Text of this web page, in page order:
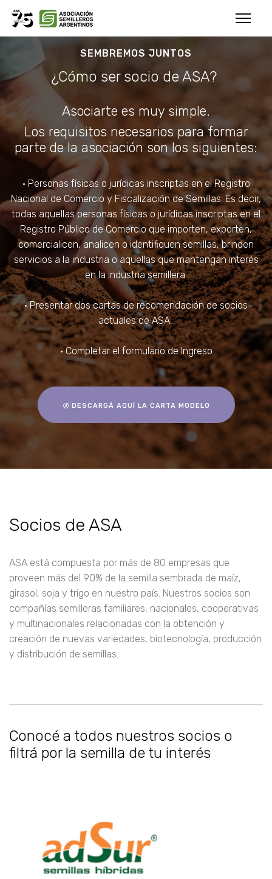
SEMBREMOS JUNTOS
¿Cómo ser socio de ASA?
Asociarte es muy simple.
Los requisitos necesarios para formar
parte de la asociación son los siguientes:
• Personas físicas o jurídicas inscriptas en el Registro
Nacional de Comercio y Fiscalización de Semillas. Es decir,
todas aquellas personas físicas o jurídicas inscriptas en el
Registro Público de Comercio que importen, exporten,
comercialicen, analicen o identifiquen semillas, brinden
servicios a la industria o aquellas que mantengan interés
en la industria semillera.
• Presentar dos cartas de recomendación de socios
actuales de ASA.
• Completar el formulario de Ingreso
DESCARGÁ AQUÍ LA CARTA MODELO
Socios de ASA
ASA está compuesta por más de 80 empresas que
proveen más del 90% de la semilla sembrada de maíz,
girasol, soja y trigo en nuestro país. Nuestros socios son
compañías semilleras familiares, nacionales, cooperativas
y multinacionales relacionadas con la obtención y
creación de nuevas variedades, biotecnología, producción
y distribución de semillas.
Conocé a todos nuestros socios o
filtrá por la semilla de tu interés